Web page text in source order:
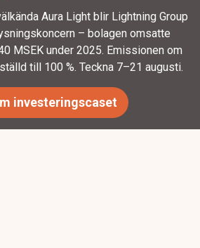
Aura Light blir Lightning Group
– bolagen omsatte
MSEK under 2025. Emissionen om
till 100 %. Teckna 7–21 augusti.
investeringscaset